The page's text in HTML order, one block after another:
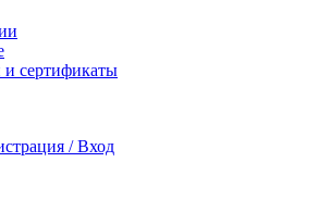
сертификаты
/ Вход